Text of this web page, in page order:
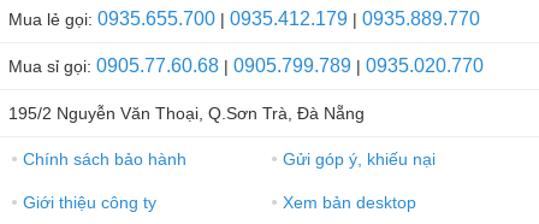
Mua lẻ gọi: 0935.655.700 | 0935.412.179 | 0935.889.770
Mua sỉ gọi: 0905.77.60.68 | 0905.799.789 | 0935.020.770
195/2 Nguyễn Văn Thoại, Q.Sơn Trà, Đà Nẵng
● Chính sách bảo hành ● Gửi góp ý, khiếu nại
● Giới thiệu công ty ● Xem bản desktop